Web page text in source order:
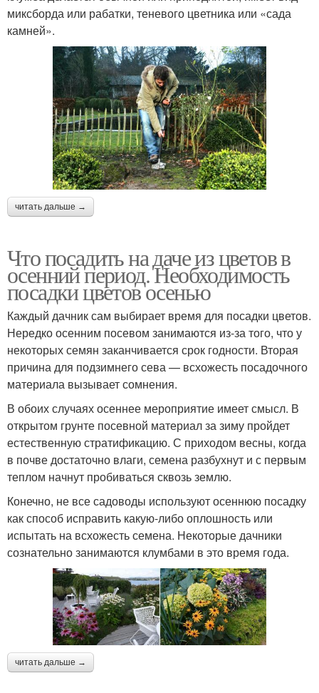
миксборда или рабатки, теневого цветника или «сада
камней».
читать дальше →
Что посадить на даче из цветов в
осенний период. Необходимость
посадки цветов осенью
Каждый дачник сам выбирает время для посадки цветов.
Нередко осенним посевом занимаются из-за того, что у
некоторых семян заканчивается срок годности. Вторая
причина для подзимнего сева — всхожесть посадочного
материала вызывает сомнения.
В обоих случаях осеннее мероприятие имеет смысл. В
открытом грунте посевной материал за зиму пройдет
естественную стратификацию. С приходом весны, когда
в почве достаточно влаги, семена разбухнут и с первым
теплом начнут пробиваться сквозь землю.
Конечно, не все садоводы используют осеннюю посадку
как способ исправить какую-либо оплошность или
испытать на всхожесть семена. Некоторые дачники
сознательно занимаются клумбами в это время года.
читать дальше →